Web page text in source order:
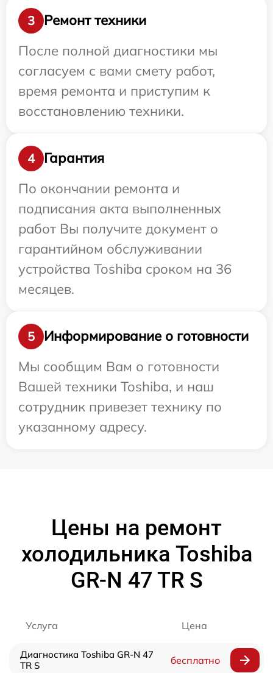
3
Ремонт техники
После полной диагностики мы
согласуем с вами смету работ,
время ремонта и приступим к
восстановлению техники.
4
Гарантия
По окончании ремонта и
подписания акта выполненных
работ Вы получите документ о
гарантийном обслуживании
устройства Toshiba сроком на 36
месяцев.
5
Информирование о готовности
Мы сообщим Вам о готовности
Вашей техники Toshiba, и наш
сотрудник привезет технику по
указанному адресу.
Цены на ремонт
холодильника Toshiba
GR-N 47 TR S
Услуга Цена
Диагностика Toshiba GR-N 47
TR S
бесплатно